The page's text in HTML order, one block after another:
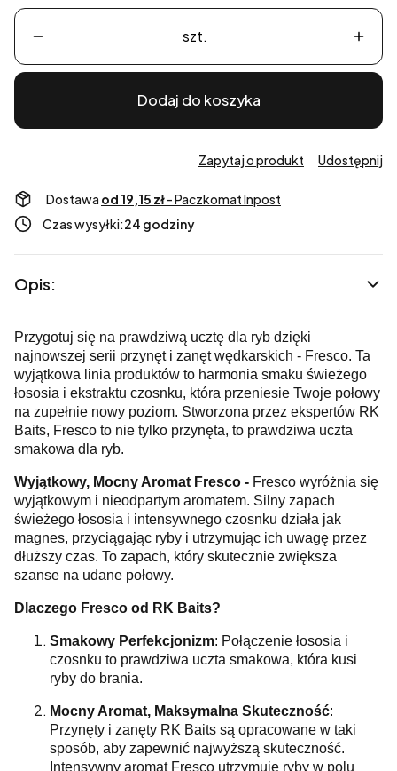
szt.
Dodaj do koszyka
Zapytaj o produkt Udostępnij
Dostawa od 19,15 zł- Paczkomat Inpost
Czas wysyłki:24 godziny
Opis:
Przygotuj się na prawdziwą ucztę dla ryb dzięki
najnowszej serii przynęt i zanęt wędkarskich - Fresco. Ta
wyjątkowa linia produktów to harmonia smaku świeżego
łososia i ekstraktu czosnku, która przeniesie Twoje połowy
na zupełnie nowy poziom. Stworzona przez ekspertów RK
Baits, Fresco to nie tylko przynęta, to prawdziwa uczta
smakowa dla ryb.
Wyjątkowy, Mocny Aromat Fresco - Fresco wyróżnia się
wyjątkowym i nieodpartym aromatem. Silny zapach
świeżego łososia i intensywnego czosnku działa jak
magnes, przyciągając ryby i utrzymując ich uwagę przez
dłuższy czas. To zapach, który skutecznie zwiększa
szanse na udane połowy.
Dlaczego Fresco od RK Baits?
Smakowy Perfekcjonizm: Połączenie łososia i
czosnku to prawdziwa uczta smakowa, która kusi
ryby do brania.
Mocny Aromat, Maksymalna Skuteczność:
Przynęty i zanęty RK Baits są opracowane w taki
sposób, aby zapewnić najwyższą skuteczność.
Intensywny aromat Fresco utrzymuje ryby w polu